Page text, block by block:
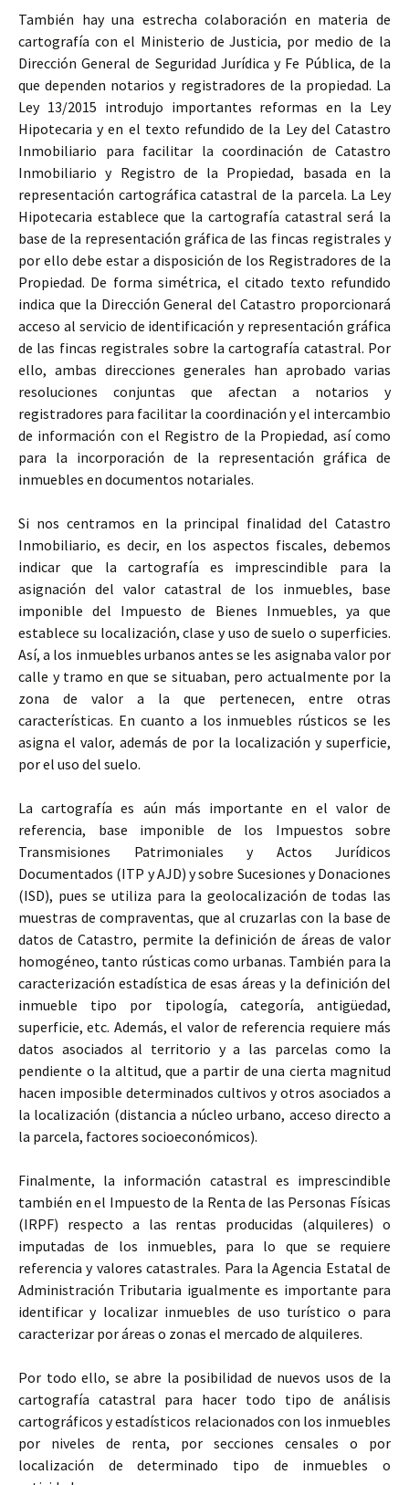
También hay una estrecha colaboración en materia de
cartografía con el Ministerio de Justicia, por medio de la
Dirección General de Seguridad Jurídica y Fe Pública, de la
que dependen notarios y registradores de la propiedad. La
Ley 13/2015 introdujo importantes reformas en la Ley
Hipotecaria y en el texto refundido de la Ley del Catastro
Inmobiliario para facilitar la coordinación de Catastro
Inmobiliario y Registro de la Propiedad, basada en la
representación cartográfica catastral de la parcela. La Ley
Hipotecaria establece que la cartografía catastral será la
base de la representación gráfica de las fincas registrales y
por ello debe estar a disposición de los Registradores de la
Propiedad. De forma simétrica, el citado texto refundido
indica que la Dirección General del Catastro proporcionará
acceso al servicio de identificación y representación gráfica
de las fincas registrales sobre la cartografía catastral. Por
ello, ambas direcciones generales han aprobado varias
resoluciones conjuntas que afectan a notarios y
registradores para facilitar la coordinación y el intercambio
de información con el Registro de la Propiedad, así como
para la incorporación de la representación gráfica de
inmuebles en documentos notariales.
Si nos centramos en la principal finalidad del Catastro
Inmobiliario, es decir, en los aspectos fiscales, debemos
indicar que la cartografía es imprescindible para la
asignación del valor catastral de los inmuebles, base
imponible del Impuesto de Bienes Inmuebles, ya que
establece su localización, clase y uso de suelo o superficies.
Así, a los inmuebles urbanos antes se les asignaba valor por
calle y tramo en que se situaban, pero actualmente por la
zona de valor a la que pertenecen, entre otras
características. En cuanto a los inmuebles rústicos se les
asigna el valor, además de por la localización y superficie,
por el uso del suelo.
La cartografía es aún más importante en el valor de
referencia, base imponible de los Impuestos sobre
Transmisiones Patrimoniales y Actos Jurídicos
Documentados (ITP y AJD) y sobre Sucesiones y Donaciones
(ISD), pues se utiliza para la geolocalización de todas las
muestras de compraventas, que al cruzarlas con la base de
datos de Catastro, permite la definición de áreas de valor
homogéneo, tanto rústicas como urbanas. También para la
caracterización estadística de esas áreas y la definición del
inmueble tipo por tipología, categoría, antigüedad,
superficie, etc. Además, el valor de referencia requiere más
datos asociados al territorio y a las parcelas como la
pendiente o la altitud, que a partir de una cierta magnitud
hacen imposible determinados cultivos y otros asociados a
la localización (distancia a núcleo urbano, acceso directo a
la parcela, factores socioeconómicos).
Finalmente, la información catastral es imprescindible
también en el Impuesto de la Renta de las Personas Físicas
(IRPF) respecto a las rentas producidas (alquileres) o
imputadas de los inmuebles, para lo que se requiere
referencia y valores catastrales. Para la Agencia Estatal de
Administración Tributaria igualmente es importante para
identificar y localizar inmuebles de uso turístico o para
caracterizar por áreas o zonas el mercado de alquileres.
Por todo ello, se abre la posibilidad de nuevos usos de la
cartografía catastral para hacer todo tipo de análisis
cartográficos y estadísticos relacionados con los inmuebles
por niveles de renta, por secciones censales o por
localización de determinado tipo de inmuebles o